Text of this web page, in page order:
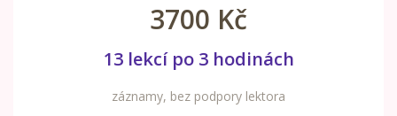
3700 Kč
13 lekcí po 3 hodinách
záznamy, bez podpory lektora